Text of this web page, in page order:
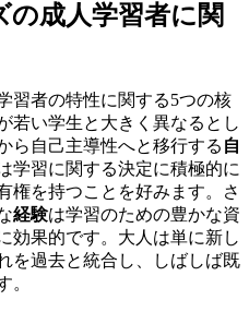
成人学習者に関
習者の特性に関する5つの核
若い学生と大きく異なるとし
ら自己主導性へと移行する 自
学習に関する決定に積極的に
権を持つことを好みます。さ
経験は学習のための豊かな資
効果的です。大人は単に新し
を過去と統合し、しばしば既
。